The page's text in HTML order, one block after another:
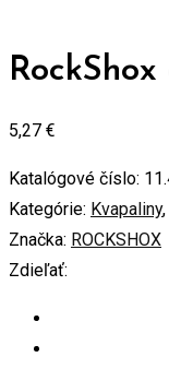
5,27 €
Katalógové číslo:
Kategórie: Kvapaliny,
Značka: ROCKSHOX
Zdieľať: